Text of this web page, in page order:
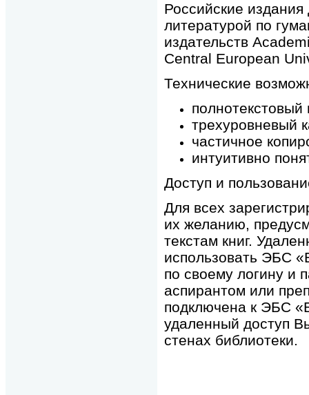
Российские
литературой по
издательств
Central European
Технические
трехуровневый
частичное
интуитивно
Доступ и
Для всех
их желанию,
текстам книг.
использовать ЭБС
по своему логину и
аспирантом или
подключена к ЭБС
удаленный доступ
стенах библиотеки.